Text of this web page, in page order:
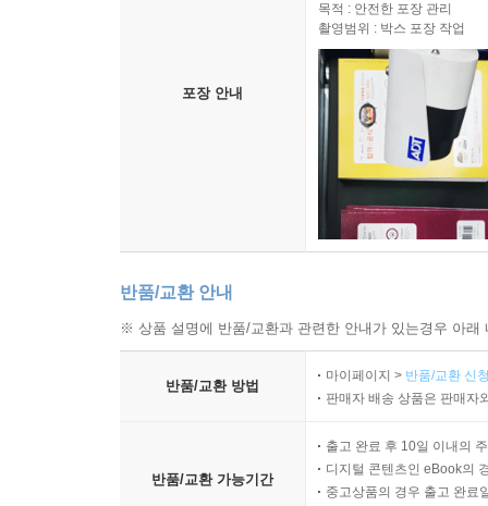
포장 안내
목적 : 안전한 포장 관리
촬영범위 : 박스 포장 작업
반품/교환 안내
※ 상품 설명에 반품/교환과 관련한 안내가 있는경우 아
반품/교환 방법
마이페이지 > 반품/교환 신
판매자 배송 상품은 판매자
반품/교환 가능기간
출고 완료 후 10일 이내의
디지털 콘텐츠인 eBook의
중고상품의 경우 출고 완료